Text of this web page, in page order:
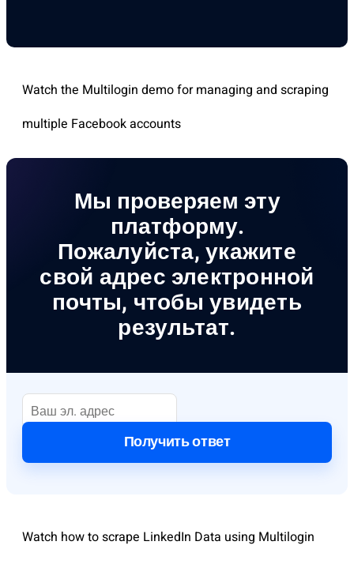
Watch the Multilogin demo for managing and scraping
multiple Facebook accounts
Мы проверяем эту
платформу.
Пожалуйста, укажите
свой адрес электронной
почты, чтобы увидеть
результат.
Получить ответ
Watch how to scrape LinkedIn Data using Multilogin